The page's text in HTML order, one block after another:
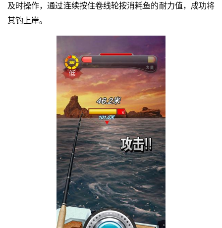
及时操作，通过连续按住卷线轮按消耗鱼的耐力值，成功将
其钓上岸。